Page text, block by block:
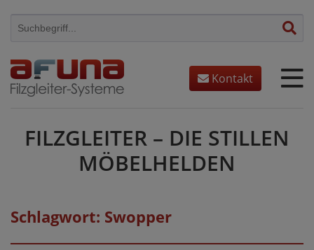
Skip
Kontakt
FILZGLEITER – DIE STILLEN
MÖBELHELDEN
Schlagwort: Swopper